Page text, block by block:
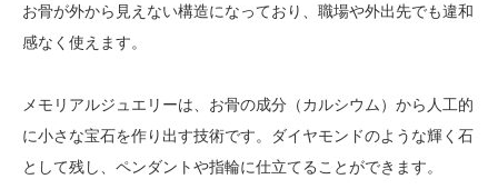
お骨が外から見えない構造になっており、職場や外出先でも違和
感なく使えます。
メモリアルジュエリーは、お骨の成分（カルシウム）から人工的
に小さな宝石を作り出す技術です。ダイヤモンドのような輝く石
として残し、ペンダントや指輪に仕立てることができます。